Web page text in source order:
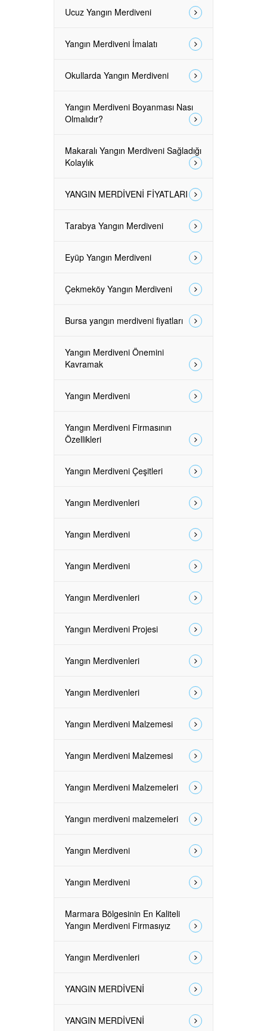
Ucuz Yangın Merdiveni
Yangın Merdiveni İmalatı
Okullarda Yangın Merdiveni
Yangın Merdiveni Boyanması Nası
Olmalıdır?
Makaralı Yangın Merdiveni Sağladığı
Kolaylık
YANGIN MERDİVENİ FİYATLARI
Tarabya Yangın Merdiveni
Eyüp Yangın Merdiveni
Çekmeköy Yangın Merdiveni
Bursa yangın merdiveni fiyatları
Yangın Merdiveni Önemini
Kavramak
Yangın Merdiveni
Yangın Merdiveni Firmasının
Özellikleri
Yangın Merdiveni Çeşitleri
Yangın Merdivenleri
Yangın Merdiveni
Yangın Merdiveni
Yangın Merdivenleri
Yangın Merdiveni Projesi
Yangın Merdivenleri
Yangın Merdivenleri
Yangın Merdiveni Malzemesi
Yangın Merdiveni Malzemesi
Yangın Merdiveni Malzemeleri
Yangın merdiveni malzemeleri
Yangın Merdiveni
Yangın Merdiveni
Marmara Bölgesinin En Kaliteli
Yangın Merdiveni Firmasıyız
Yangın Merdivenleri
YANGIN MERDİVENİ
YANGIN MERDİVENİ